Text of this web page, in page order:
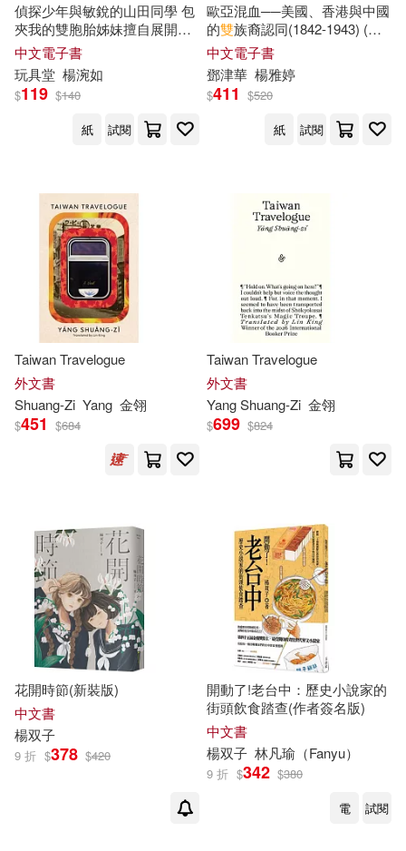
偵探少年與敏銳的山田同學 包
夾我的雙胞胎姊妹擅自展開推
理(1) (電子書)
中文電子書
玩具堂 楊涴如
$119 $140
紙
試閱
歐亞混血──美國、香港與中國
的雙族裔認同(1842-1943) (電
子書)
中文電子書
鄧津華 楊雅婷
$411 $520
紙
試閱
Taiwan Travelogue
外文書
Shuang-Zi Yang 金翎
$451 $684
Taiwan Travelogue
外文書
Yang Shuang-Zi 金翎
$699 $824
花開時節(新裝版)
中文書
楊双子
9 折 $378 $420
開動了!老台中：歷史小說家的
街頭飲食踏查(作者簽名版)
中文書
楊双子 林凡瑜（Fanyu）
9 折 $342 $380
電
試閱